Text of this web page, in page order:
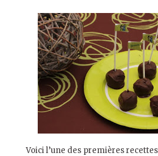
Voici l’une des premières